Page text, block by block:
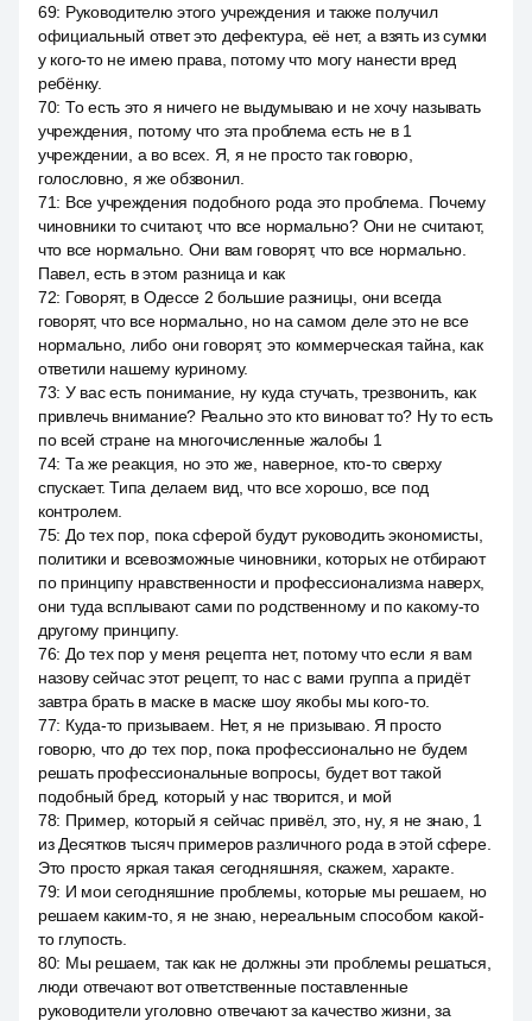
69: Руководителю этого учреждения и также получил
официальный ответ это дефектура, её нет, а взять из сумки
у кого-то не имею права, потому что могу нанести вред
ребёнку.
70: То есть это я ничего не выдумываю и не хочу называть
учреждения, потому что эта проблема есть не в 1
учреждении, а во всех. Я, я не просто так говорю,
голословно, я же обзвонил.
71: Все учреждения подобного рода это проблема. Почему
чиновники то считают, что все нормально? Они не считают,
что все нормально. Они вам говорят, что все нормально.
Павел, есть в этом разница и как
72: Говорят, в Одессе 2 большие разницы, они всегда
говорят, что все нормально, но на самом деле это не все
нормально, либо они говорят, это коммерческая тайна, как
ответили нашему куриному.
73: У вас есть понимание, ну куда стучать, трезвонить, как
привлечь внимание? Реально это кто виноват то? Ну то есть
по всей стране на многочисленные жалобы 1
74: Та же реакция, но это же, наверное, кто-то сверху
спускает. Типа делаем вид, что все хорошо, все под
контролем.
75: До тех пор, пока сферой будут руководить экономисты,
политики и всевозможные чиновники, которых не отбирают
по принципу нравственности и профессионализма наверх,
они туда всплывают сами по родственному и по какому-то
другому принципу.
76: До тех пор у меня рецепта нет, потому что если я вам
назову сейчас этот рецепт, то нас с вами группа a придёт
завтра брать в маске в маске шоу якобы мы кого-то.
77: Куда-то призываем. Нет, я не призываю. Я просто
говорю, что до тех пор, пока профессионально не будем
решать профессиональные вопросы, будет вот такой
подобный бред, который у нас творится, и мой
78: Пример, который я сейчас привёл, это, ну, я не знаю, 1
из Десятков тысяч примеров различного рода в этой сфере.
Это просто яркая такая сегодняшняя, скажем, характе.
79: И мои сегодняшние проблемы, которые мы решаем, но
решаем каким-то, я не знаю, нереальным способом какой-
то глупость.
80: Мы решаем, так как не должны эти проблемы решаться,
люди отвечают вот ответственные поставленные
руководители уголовно отвечают за качество жизни, за